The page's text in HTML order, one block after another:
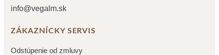
info@vegalm.sk
ZÁKAZNÍCKY SERVIS
Odstúpenie od zmluvy